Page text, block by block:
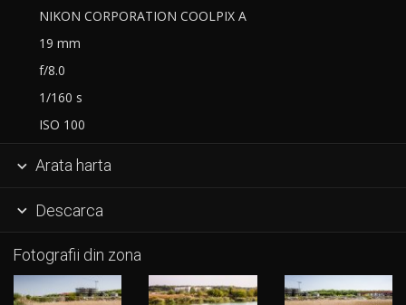
NIKON CORPORATION COOLPIX A
19 mm
f/8.0
1/160 s
ISO 100
 Arata harta
 Descarca
Fotografii din zona